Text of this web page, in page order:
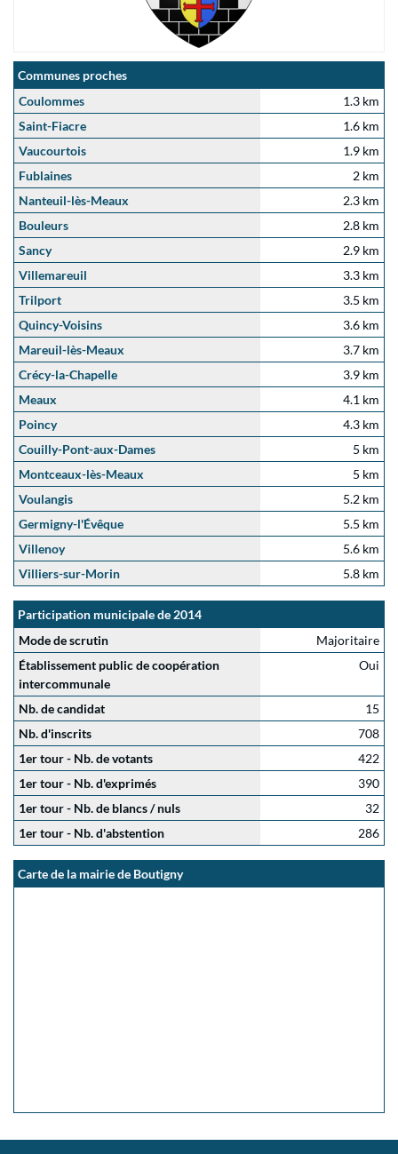
Communes proches
Coulommes
1.3 km
Saint-Fiacre
1.6 km
Vaucourtois
1.9 km
Fublaines
2 km
Nanteuil-lès-Meaux
2.3 km
Bouleurs
2.8 km
Sancy
2.9 km
Villemareuil
3.3 km
Trilport
3.5 km
Quincy-Voisins
3.6 km
Mareuil-lès-Meaux
3.7 km
Crécy-la-Chapelle
3.9 km
Meaux
4.1 km
Poincy
4.3 km
Couilly-Pont-aux-Dames
5 km
Montceaux-lès-Meaux
5 km
Voulangis
5.2 km
Germigny-l'Évêque
5.5 km
Villenoy
5.6 km
Villiers-sur-Morin
5.8 km
Participation municipale de 2014
Mode de scrutin
Majoritaire
Établissement public de coopération
intercommunale
Oui
Nb. de candidat
15
Nb. d'inscrits
708
1er tour - Nb. de votants
422
1er tour - Nb. d'exprimés
390
1er tour - Nb. de blancs / nuls
32
1er tour - Nb. d'abstention
286
Carte de la mairie de Boutigny